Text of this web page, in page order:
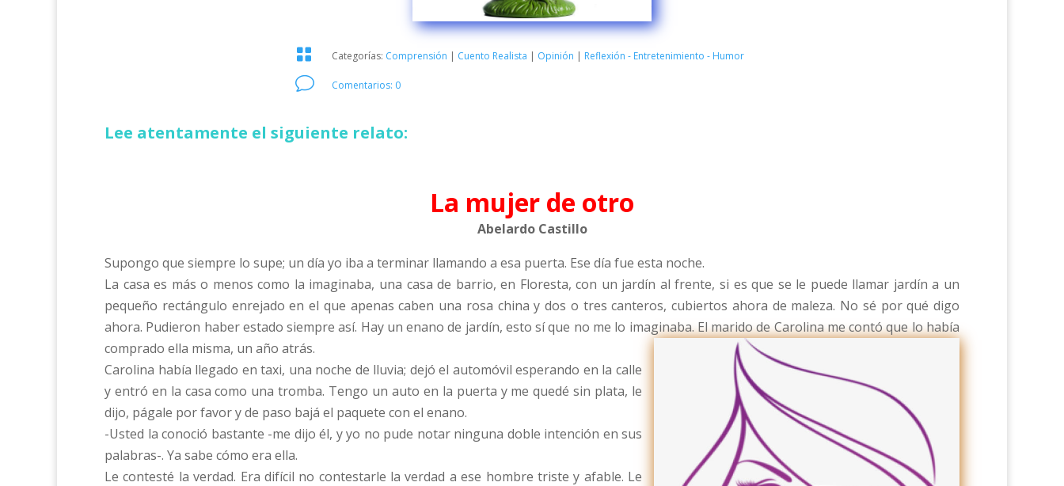
 Categorías: Comprensión | Cuento Realista | Opinión | Reflexión - Entretenimiento - Humor
v Comentarios: 0
Lee atentamente el siguiente relato:
La mujer de otro
Abelardo Castillo
Supongo que siempre lo supe; un día yo iba a terminar llamando a esa puerta. Ese día fue esta noche.
La casa es más o menos como la imaginaba, una casa de barrio, en Floresta, con un jardín al frente, si es que se le puede llamar jardín a un
pequeño rectángulo enrejado en el que apenas caben una rosa china y dos o tres canteros, cubiertos ahora de maleza. No sé por qué digo
ahora. Pudieron haber estado siempre así. Hay un enano de jardín, esto sí que no me lo imaginaba. El marido de Carolina me contó que lo había
comprado ella misma, un año atrás.
Carolina había llegado en taxi, una noche de lluvia; dejó el automóvil esperando en la calle
y entró en la casa como una tromba. Tengo un auto en la puerta y me quedé sin plata, le
dijo, págale por favor y de paso bajá el paquete con el enano.
-Usted la conoció bastante -me dijo él, y yo no pude notar ninguna doble intención en sus
palabras-. Ya sabe cómo era ella.
Le contesté la verdad. Era difícil no contestarle la verdad a ese hombre triste y afable. Le